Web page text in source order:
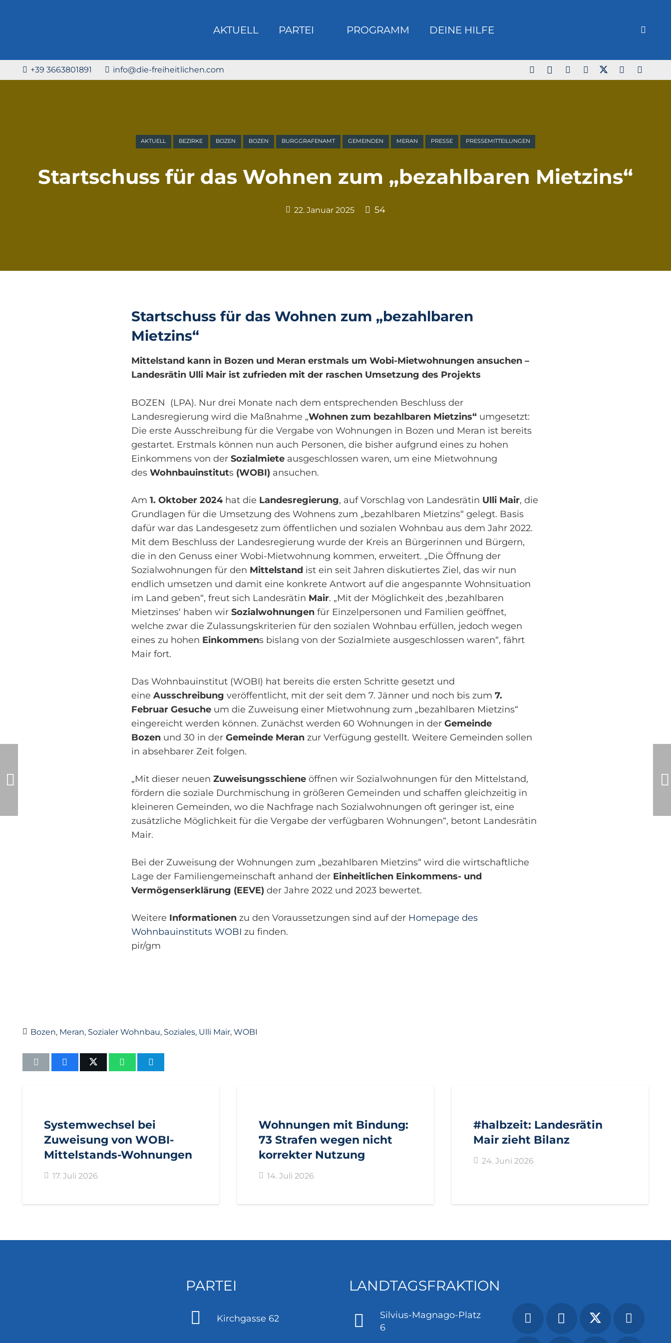
AKTUELL PARTEI PROGRAMM DEINE HILFE
+39 3663801891 info@die-freiheitlichen.com
AKTUELL BEZIRKE BOZEN BOZEN BURGGRAFENAMT GEMEINDEN MERAN PRESSE PRESSEMITTEILUNGEN
Startschuss für das Wohnen zum „bezahlbaren Mietzins“
22. Januar 2025 54
Startschuss für das Wohnen zum „bezahlbaren
Mietzins“
Mittelstand kann in Bozen und Meran erstmals um Wobi-Mietwohnungen ansuchen –
Landesrätin Ulli Mair ist zufrieden mit der raschen Umsetzung des Projekts
BOZEN (LPA). Nur drei Monate nach dem entsprechenden Beschluss der
Landesregierung wird die Maßnahme „Wohnen zum bezahlbaren Mietzins“ umgesetzt:
Die erste Ausschreibung für die Vergabe von Wohnungen in Bozen und Meran ist bereits
gestartet. Erstmals können nun auch Personen, die bisher aufgrund eines zu hohen
Einkommens von der Sozialmiete ausgeschlossen waren, um eine Mietwohnung
des Wohnbauinstituts (WOBI) ansuchen.
Am 1. Oktober 2024 hat die Landesregierung, auf Vorschlag von Landesrätin Ulli Mair, die
Grundlagen für die Umsetzung des Wohnens zum „bezahlbaren Mietzins“ gelegt. Basis
dafür war das Landesgesetz zum öffentlichen und sozialen Wohnbau aus dem Jahr 2022.
Mit dem Beschluss der Landesregierung wurde der Kreis an Bürgerinnen und Bürgern,
die in den Genuss einer Wobi-Mietwohnung kommen, erweitert. „Die Öffnung der
Sozialwohnungen für den Mittelstand ist ein seit Jahren diskutiertes Ziel, das wir nun
endlich umsetzen und damit eine konkrete Antwort auf die angespannte Wohnsituation
im Land geben“, freut sich Landesrätin Mair. „Mit der Möglichkeit des ‚bezahlbaren
Mietzinses‘ haben wir Sozialwohnungen für Einzelpersonen und Familien geöffnet,
welche zwar die Zulassungskriterien für den sozialen Wohnbau erfüllen, jedoch wegen
eines zu hohen Einkommens bislang von der Sozialmiete ausgeschlossen waren“, fährt
Mair fort.
Das Wohnbauinstitut (WOBI) hat bereits die ersten Schritte gesetzt und
eine Ausschreibung veröffentlicht, mit der seit dem 7. Jänner und noch bis zum 7.
Februar Gesuche um die Zuweisung einer Mietwohnung zum „bezahlbaren Mietzins“
eingereicht werden können. Zunächst werden 60 Wohnungen in der Gemeinde
Bozen und 30 in der Gemeinde Meran zur Verfügung gestellt. Weitere Gemeinden sollen
in absehbarer Zeit folgen.
„Mit dieser neuen Zuweisungsschiene öffnen wir Sozialwohnungen für den Mittelstand,
fördern die soziale Durchmischung in größeren Gemeinden und schaffen gleichzeitig in
kleineren Gemeinden, wo die Nachfrage nach Sozialwohnungen oft geringer ist, eine
zusätzliche Möglichkeit für die Vergabe der verfügbaren Wohnungen“, betont Landesrätin
Mair.
Bei der Zuweisung der Wohnungen zum „bezahlbaren Mietzins“ wird die wirtschaftliche
Lage der Familiengemeinschaft anhand der Einheitlichen Einkommens- und
Vermögenserklärung (EEVE) der Jahre 2022 und 2023 bewertet.
Weitere Informationen zu den Voraussetzungen sind auf der Homepage des
Wohnbauinstituts WOBI zu finden.
pir/gm
Bozen, Meran, Sozialer Wohnbau, Soziales, Ulli Mair,WOBI
Systemwechsel bei
Zuweisung von WOBI-
Mittelstands-Wohnungen
17. Juli 2026
Wohnungen mit Bindung:
73 Strafen wegen nicht
korrekter Nutzung
14. Juli 2026
PRESSEMITTEILUNGEN
#halbzeit: Landesrätin
Mair zieht Bilanz
24. Juni 2026
PARTEI
Kirchgasse 62
LANDTAGSFRAKTION
Silvius-Magnago-Platz
6